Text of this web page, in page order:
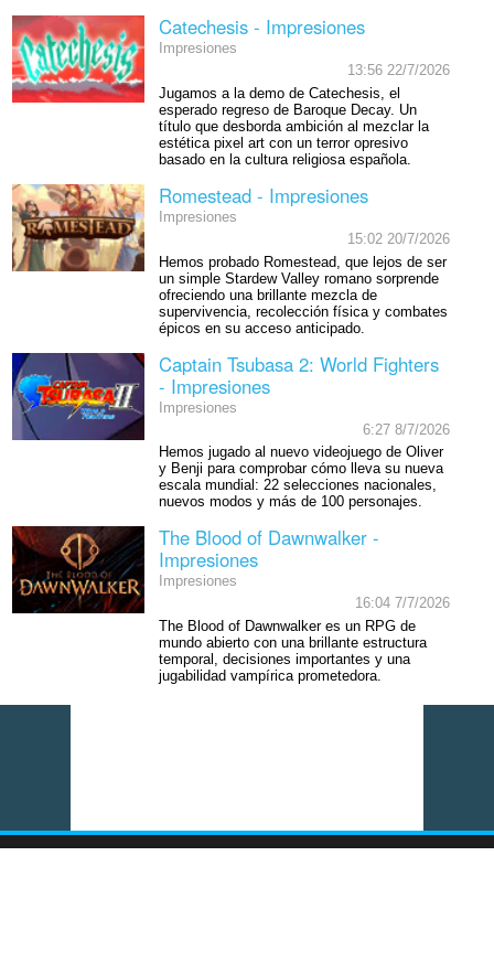
Catechesis - Impresiones
Impresiones
13:56 22/7/2026
Jugamos a la demo de Catechesis, el
esperado regreso de Baroque Decay. Un
título que desborda ambición al mezclar la
estética pixel art con un terror opresivo
basado en la cultura religiosa española.
Romestead - Impresiones
Impresiones
15:02 20/7/2026
Hemos probado Romestead, que lejos de ser
un simple Stardew Valley romano sorprende
ofreciendo una brillante mezcla de
supervivencia, recolección física y combates
épicos en su acceso anticipado.
Captain Tsubasa 2: World Fighters
- Impresiones
Impresiones
6:27 8/7/2026
Hemos jugado al nuevo videojuego de Oliver
y Benji para comprobar cómo lleva su nueva
escala mundial: 22 selecciones nacionales,
nuevos modos y más de 100 personajes.
The Blood of Dawnwalker -
Impresiones
Impresiones
16:04 7/7/2026
The Blood of Dawnwalker es un RPG de
mundo abierto con una brillante estructura
temporal, decisiones importantes y una
jugabilidad vampírica prometedora.